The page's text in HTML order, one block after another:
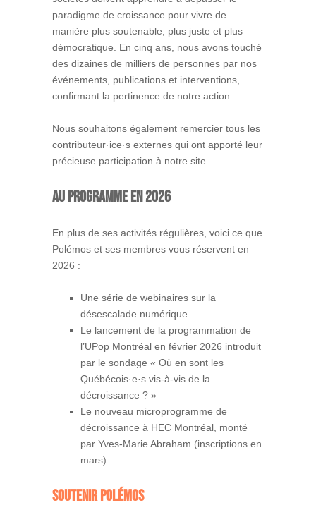
paradigme de croissance pour vivre de
manière plus soutenable, plus juste et plus
démocratique. En cinq ans, nous avons touché
des dizaines de milliers de personnes par nos
événements, publications et interventions,
confirmant la pertinence de notre action.
Nous souhaitons également remercier tous les
contributeur·ice·s externes qui ont apporté leur
précieuse participation à notre site.
Au programme en 2026
En plus de ses activités régulières, voici ce que
Polémos et ses membres vous réservent en
2026 :
Une série de webinaires sur la
désescalade numérique
Le lancement de la programmation de
l’UPop Montréal en février 2026 introduit
par le sondage « Où en sont les
Québécois·e·s vis-à-vis de la
décroissance ? »
Le nouveau microprogramme de
décroissance à HEC Montréal, monté
par Yves-Marie Abraham (inscriptions en
mars)
Soutenir Polémos